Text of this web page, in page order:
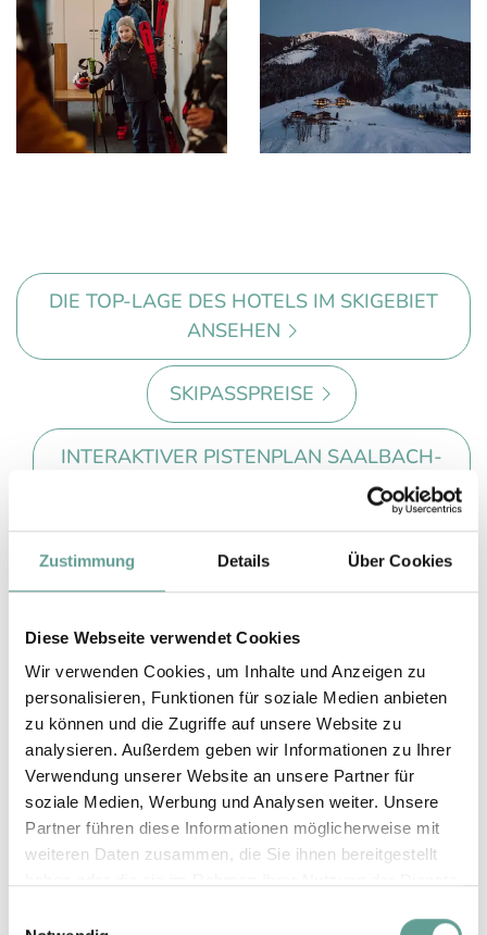
Zustimmung Details Über Cookies
Diese Webseite verwendet Cookies
Wir verwenden Cookies, um Inhalte und Anzeigen zu
personalisieren, Funktionen für soziale Medien anbieten
zu können und die Zugriffe auf unsere Website zu
analysieren. Außerdem geben wir Informationen zu Ihrer
Verwendung unserer Website an unsere Partner für
soziale Medien, Werbung und Analysen weiter. Unsere
Partner führen diese Informationen möglicherweise mit
weiteren Daten zusammen, die Sie ihnen bereitgestellt
DIE TOP-LAGE DES HOTELS IM SKIGEBIET
ANSEHEN
SKIPASSPREISE
INTERAKTIVER PISTENPLAN SAALBACH-
HINTERGLEMM-LEOGANG-
PISTENPANORAMA 1 TICKET - 3
Alles auf einen Blick
Übersichtsplan